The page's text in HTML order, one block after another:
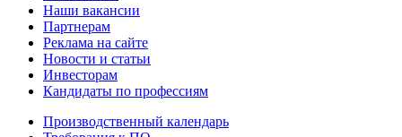
Наши вакансии
Партнерам
Реклама на сайте
Новости и статьи
Инвесторам
Кандидаты по профессиям
Производственный календарь